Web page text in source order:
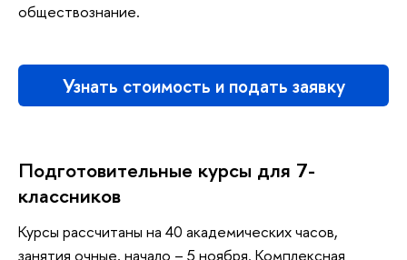
обществознание.
Узнать стоимость и подать заявку
Подготовительные курсы для 7-
классников
Курсы рассчитаны на 40 академических часов,
занятия очные, начало – 5 ноября. Комплексная